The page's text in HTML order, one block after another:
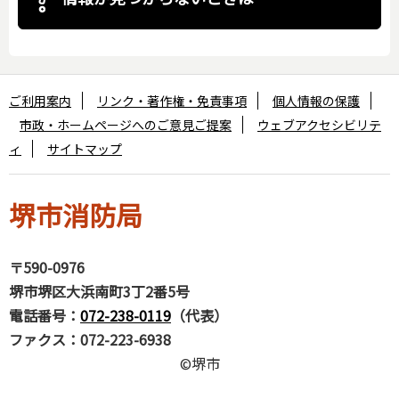
堺市消防局
〒590-0976
堺市堺区大浜南町3丁2番5号
電話番号： 072-238-0119 （代表）
ファクス：072-223-6938
ご利用案内 リンク・著作権・免責事項
個人情報の保護
市政・ホームページへのご意見ご提案
ウェブアクセシビリテ
ィ
サイトマップ
©堺市